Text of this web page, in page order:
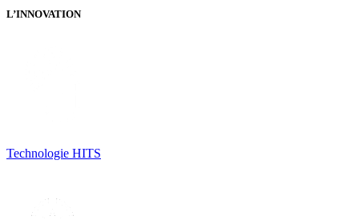
L’INNOVATION
Technologie HITS